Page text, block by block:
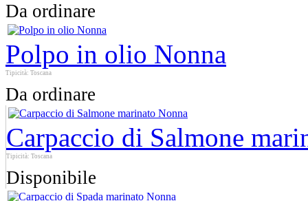
Da ordinare
Polpo in olio Nonna
Tipicità: Toscana
Da ordinare
Carpaccio di Salmone
Tipicità: Toscana
Disponibile